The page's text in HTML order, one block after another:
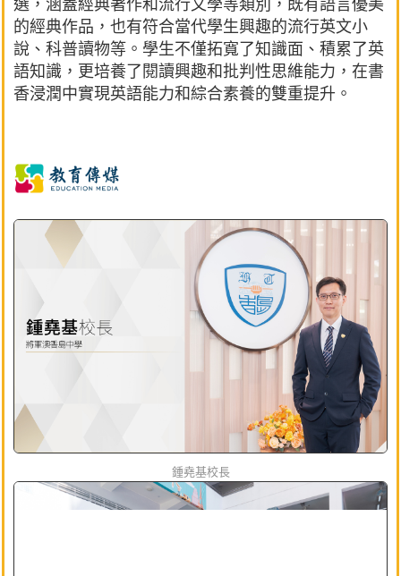
的經典作品，也有符合當代學生興趣的流行英文小
說、科普讀物等。學生不僅拓寬了知識面、積累了英
語知識，更培養了閱讀興趣和批判性思維能力，在書
香浸潤中實現英語能力和綜合素養的雙重提升。
鍾堯基校長